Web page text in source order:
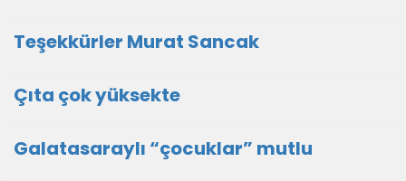
Teşekkürler Murat Sancak
Çıta çok yüksekte
Galatasaraylı “çocuklar” mutlu